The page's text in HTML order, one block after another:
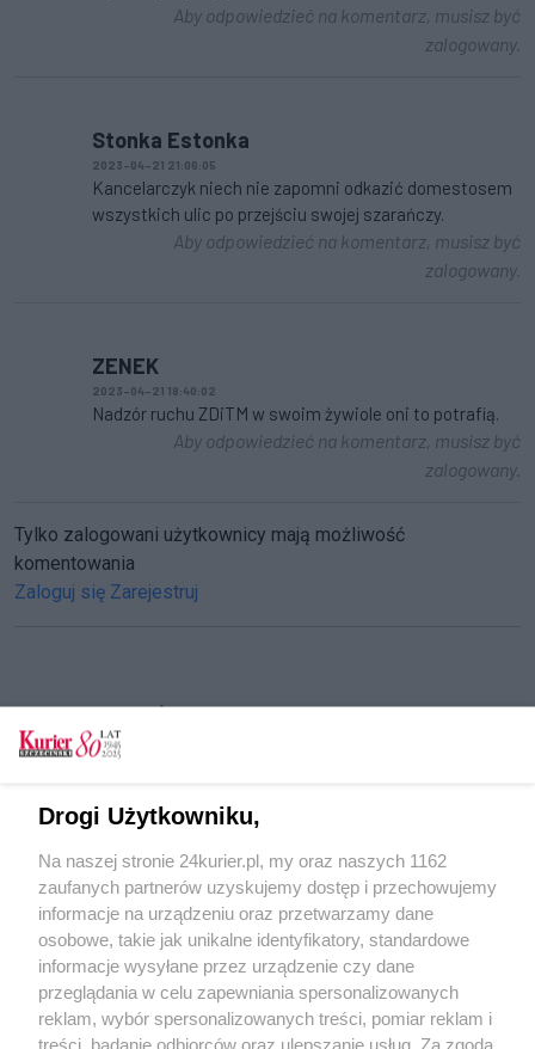
Aby odpowiedzieć na komentarz, musisz być
zalogowany.
Stonka Estonka
2023-04-21 21:06:05
Kancelarczyk niech nie zapomni odkazić domestosem
wszystkich ulic po przejściu swojej szarańczy.
Aby odpowiedzieć na komentarz, musisz być
zalogowany.
ZENEK
2023-04-21 18:40:02
Nadzór ruchu ZDiTM w swoim żywiole oni to potrafią.
Aby odpowiedzieć na komentarz, musisz być
zalogowany.
Tylko zalogowani użytkownicy mają możliwość
komentowania
Zaloguj się Zarejestruj
CZYTAJ TAKŻE
Bezpiecznie na dwóch kołach. Warto zadbać
Urodzinowe prezenty od Bike_S
Nowa ścieżka wzdłuż ul. Papieża Pawła VI już
dostępna
POGODA
Drogi Użytkowniku,
Na naszej stronie 24kurier.pl, my oraz naszych 1162
zaufanych partnerów uzyskujemy dostęp i przechowujemy
informacje na urządzeniu oraz przetwarzamy dane
osobowe, takie jak unikalne identyfikatory, standardowe
informacje wysyłane przez urządzenie czy dane
przeglądania w celu zapewniania spersonalizowanych
reklam, wybór spersonalizowanych treści, pomiar reklam i
treści, badanie odbiorców oraz ulepszanie usług. Za zgodą